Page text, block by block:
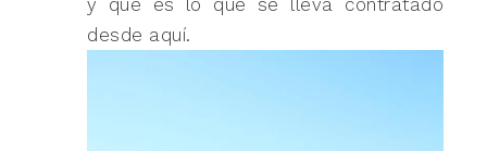
y que es lo que se lleva contratado
desde aquí.